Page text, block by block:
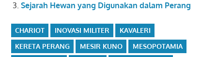
Sejarah Hewan yang Digunakan dalam Perang
CHARIOT INOVASI MILITER
KAVALERI
KERETA PERANG
MESIR KUNO
MESOPOTAMIA